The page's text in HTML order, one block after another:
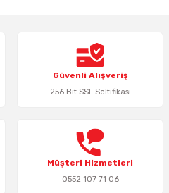
görüntülenemiyor.
bulunuyor.
olmalı.
Güvenli Alışveriş
256 Bit SSL Seltifikası
Müşteri Hizmetleri
0552 107 71 06